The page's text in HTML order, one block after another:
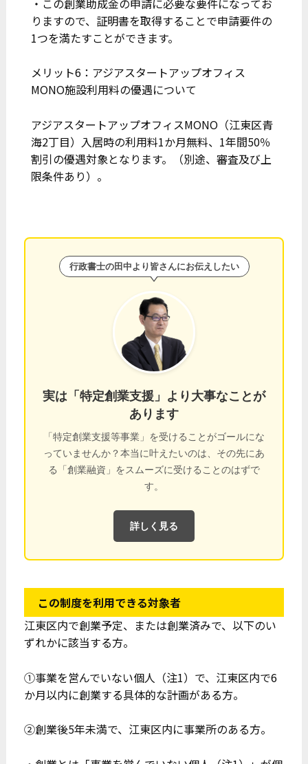
・この創業助成金の申請に必要な要件になってお
りますので、証明書を取得することで申請要件の
1つを満たすことができます。
メリット6：アジアスタートアップオフィス
MONO施設利用料の優遇について
アジアスタートアップオフィスMONO（江東区青
海2丁目）入居時の利用料1か月無料、1年間50％
割引の優遇対象となります。（別途、審査及び上
限条件あり）。
行政書士の田中より皆さんにお伝えしたい
実は「特定創業支援」より大事なことが
あります
「特定創業支援等事業」を受けることがゴールにな
っていませんか？本当に叶えたいのは、その先にあ
る「創業融資」をスムーズに受けることのはずで
す。
詳しく見る
この制度を利用できる対象者
江東区内で創業予定、または創業済みで、以下のい
ずれかに該当する方。
①事業を営んでいない個人（注1）で、江東区内で6
か月以内に創業する具体的な計画がある方。
②創業後5年未満で、江東区内に事業所のある方。